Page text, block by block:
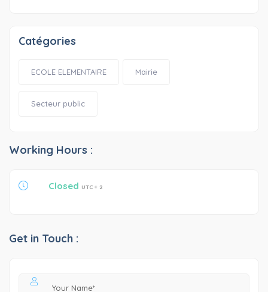
Catégories
ECOLE ELEMENTAIRE Mairie
Secteur public
Working Hours :
Closed UTC + 2
Get in Touch :